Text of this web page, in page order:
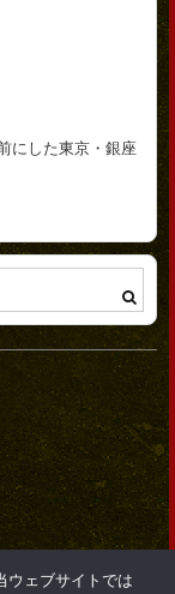
にした東京・銀座
ウェブサイトでは